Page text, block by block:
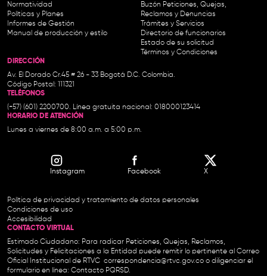
Normatividad
Políticas y Planes
Informes de Gestión
Manual de producción y estilo
Buzón Peticiones, Quejas,
Reclamos y Denuncias
Trámites y Servicios
Directorio de funcionarios
Estado de su solicitud
Términos y Condiciones
DIRECCIÓN
Av. El Dorado Cr.45 # 26 - 33 Bogotá D.C. Colombia.
Código Postal: 111321
TELÉFONOS
(+57) (601) 2200700. Línea gratuita nacional: 018000123414
HORARIO DE ATENCIÓN
Lunes a viernes de 8:00 a.m. a 5:00 p.m.
Instagram Facebook X
Política de privacidad y tratamiento de datos personales
Condiciones de uso
Accesibilidad
CONTACTO VIRTUAL
Estimado Ciudadano: Para radicar Peticiones, Quejas, Reclamos,
Solicitudes y Felicitaciones a la Entidad puede remitir lo pertinente al Correo
Oficial Institucional de RTVC correspondencia@rtvc.gov.co o diligenciar el
formulario en línea: Contacto PQRSD.